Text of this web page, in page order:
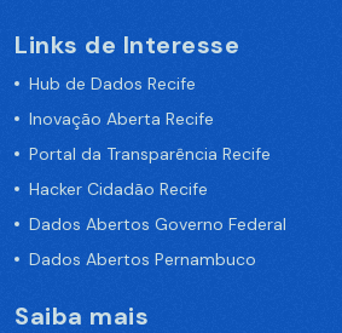
Links de Interesse
Hub de Dados Recife
Inovação Aberta Recife
Portal da Transparência Recife
Hacker Cidadão Recife
Dados Abertos Governo Federal
Dados Abertos Pernambuco
Saiba mais